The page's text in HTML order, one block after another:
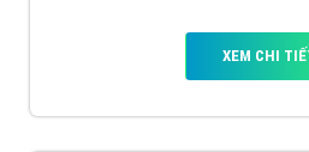
XEM CHI